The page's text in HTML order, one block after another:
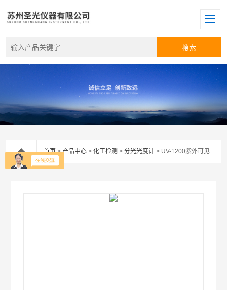
首页>产品中心 >化工检测 >分光光度计 > UV-1200紫外可见分光光度计